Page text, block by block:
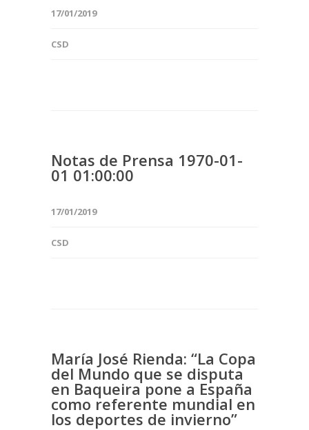
17/01/2019
CSD
Notas de Prensa 1970-01-
01 01:00:00
17/01/2019
CSD
María José Rienda: “La Copa
del Mundo que se disputa
en Baqueira pone a España
como referente mundial en
los deportes de invierno”